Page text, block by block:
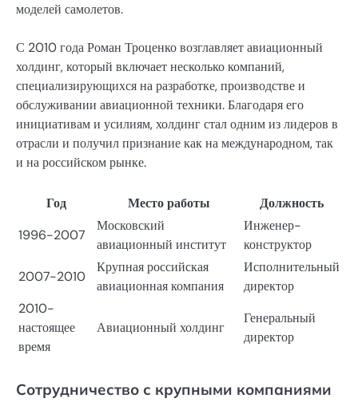
моделей самолетов.
С 2010 года Роман Троценко возглавляет авиационный
холдинг, который включает несколько компаний,
специализирующихся на разработке, производстве и
обслуживании авиационной техники. Благодаря его
инициативам и усилиям, холдинг стал одним из лидеров в
отрасли и получил признание как на международном, так
и на российском рынке.
Год Место работы
Должность
1996-2007
Московский
авиационный институт
Инженер-
конструктор
2007-2010
Крупная российская
авиационная компания
Исполнительный
директор
2010-
настоящее
время
Авиационный холдинг
Генеральный
директор
Сотрудничество с крупными компаниями